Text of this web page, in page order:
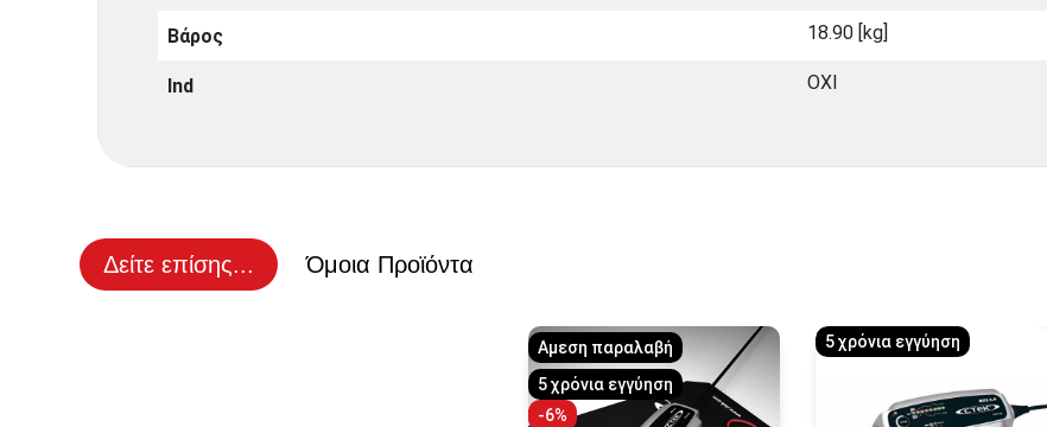
Βάρος 18.90 [kg]
Ind ΟΧΙ
Δείτε επίσης... Όμοια Προϊόντα
-6%
Αμεση παραλαβή
5 χρόνια εγγύηση
5 χρόνια εγγύηση